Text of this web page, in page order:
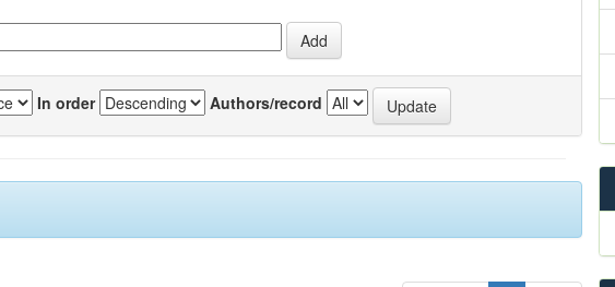
In order Authors/record